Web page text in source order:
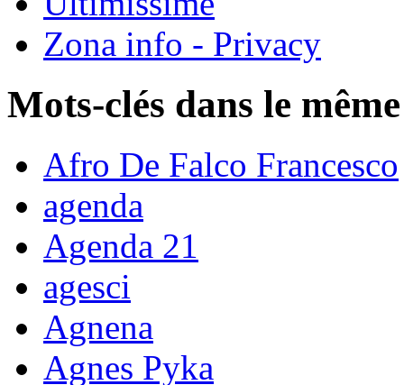
Zona info - Privacy
Mots-clés dans le
Afro De Falco Francesco
agenda
Agenda 21
agesci
Agnena
Agnes Pyka